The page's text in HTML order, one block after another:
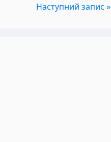
Наступний запис »